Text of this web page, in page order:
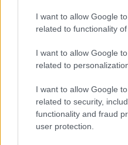
I want to allow Google
related to functionality
I want to allow Google
related to
I want to allow Google
related to security,
functionality and fraud
user protection.
könyvtárakba. Így
tartalommal rendelkezik,
Ezek a tippek jó
kampányt saját
fejlesztenie kell
kell kipróbálnia. Ha
alkalmazza magát,